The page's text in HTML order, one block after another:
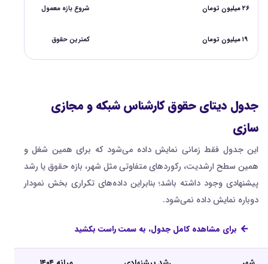
شروع بازه معمول ۲۶ میلیون تومان
کمترین حقوق ۱۹ میلیون تومان
جدول دیتای حقوق کارشناس شبکه و مجازی
سازی
این جدول فقط زمانی نمایش داده می‌شود که برای همین شغل و
همین سطح ارشدیت، رکوردهای متفاوتی مثل شهر، بازه حقوق یا رشد
پیشنهادی وجود داشته باشد؛ بنابراین داده‌های تکراری بخش نمودار
دوباره نمایش داده نمی‌شود.
برای مشاهده کامل جدول، به سمت راست بکشید